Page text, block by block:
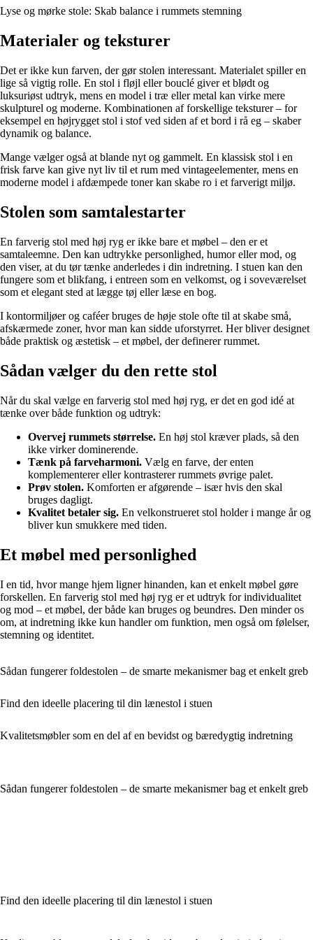
Lyse og mørke stole: Skab balance i rummets stemning
Materialer og teksturer
Det er ikke kun farven, der gør stolen interessant. Materialet spiller en
lige så vigtig rolle. En stol i fløjl eller bouclé giver et blødt og
luksuriøst udtryk, mens en model i træ eller metal kan virke mere
skulpturel og moderne. Kombinationen af forskellige teksturer – for
eksempel en højrygget stol i stof ved siden af et bord i rå eg – skaber
dynamik og balance.
Mange vælger også at blande nyt og gammelt. En klassisk stol i en
frisk farve kan give nyt liv til et rum med vintageelementer, mens en
moderne model i afdæmpede toner kan skabe ro i et farverigt miljø.
Stolen som samtalestarter
En farverig stol med høj ryg er ikke bare et møbel – den er et
samtaleemne. Den kan udtrykke personlighed, humor eller mod, og
den viser, at du tør tænke anderledes i din indretning. I stuen kan den
fungere som et blikfang, i entreen som en velkomst, og i soveværelset
som et elegant sted at lægge tøj eller læse en bog.
I kontormiljøer og caféer bruges de høje stole ofte til at skabe små,
afskærmede zoner, hvor man kan sidde uforstyrret. Her bliver designet
både praktisk og æstetisk – et møbel, der definerer rummet.
Sådan vælger du den rette stol
Når du skal vælge en farverig stol med høj ryg, er det en god idé at
tænke over både funktion og udtryk:
Overvej rummets størrelse. En høj stol kræver plads, så den
ikke virker dominerende.
Tænk på farveharmoni. Vælg en farve, der enten
komplementerer eller kontrasterer rummets øvrige palet.
Prøv stolen. Komforten er afgørende – især hvis den skal
bruges dagligt.
Kvalitet betaler sig. En velkonstrueret stol holder i mange år og
bliver kun smukkere med tiden.
Et møbel med personlighed
I en tid, hvor mange hjem ligner hinanden, kan et enkelt møbel gøre
forskellen. En farverig stol med høj ryg er et udtryk for individualitet
og mod – et møbel, der både kan bruges og beundres. Den minder os
om, at indretning ikke kun handler om funktion, men også om følelser,
stemning og identitet.
Sådan fungerer foldestolen – de smarte mekanismer bag et enkelt greb
Find den ideelle placering til din lænestol i stuen
Kvalitetsmøbler som en del af en bevidst og bæredygtig indretning
Sådan fungerer foldestolen – de smarte mekanismer bag et enkelt greb
Find den ideelle placering til din lænestol i stuen